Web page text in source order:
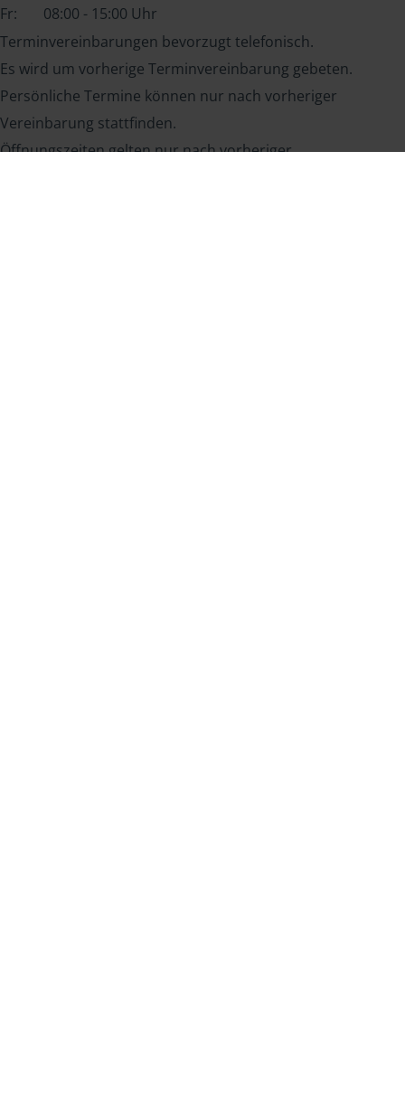
Fr:
08:00 - 15:00 Uhr
Terminvereinbarungen bevorzugt telefonisch.
Es wird um vorherige Terminvereinbarung gebeten.
Persönliche Termine können nur nach vorheriger
Vereinbarung stattfinden.
Öffnungszeiten gelten nur nach vorheriger